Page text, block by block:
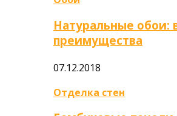
Натуральные обои:
преимущества
07.12.2018
Отделка стен